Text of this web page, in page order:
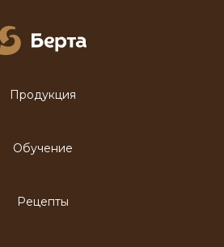
Продукция
Обучение
Рецепты